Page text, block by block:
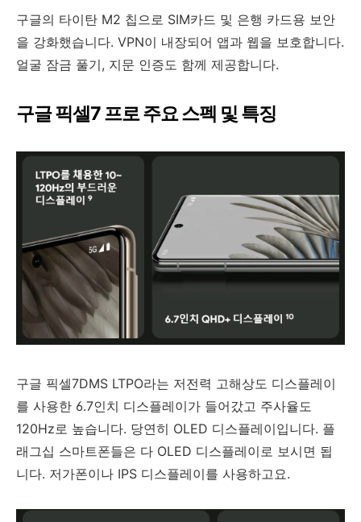
구글의 타이탄 M2 칩으로 SIM카드 및 은행 카드용 보안
을 강화했습니다. VPN이 내장되어 앱과 웹을 보호합니다.
얼굴 잠금 풀기, 지문 인증도 함께 제공합니다.
구글 픽셀7 프로 주요 스펙 및 특징
구글 픽셀7DMS LTPO라는 저전력 고해상도 디스플레이
를 사용한 6.7인치 디스플레이가 들어갔고 주사율도
120Hz로 높습니다. 당연히 OLED 디스플레이입니다. 플
래그십 스마트폰들은 다 OLED 디스플레이로 보시면 됩
니다. 저가폰이나 IPS 디스플레이를 사용하고요.